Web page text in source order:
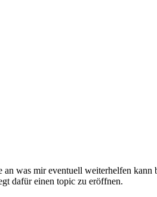
was mir eventuell weiterhelfen
dafür einen topic zu eröffnen.